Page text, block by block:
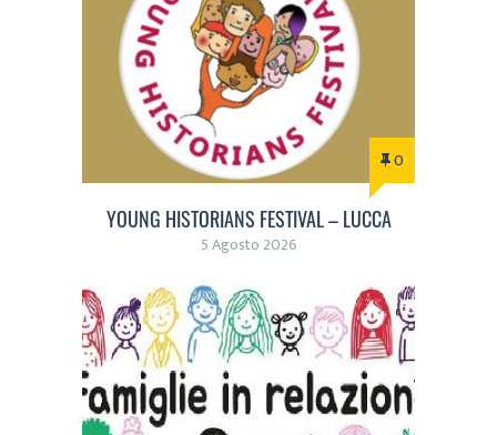
0
YOUNG HISTORIANS FESTIVAL – LUCCA
5 Agosto 2026